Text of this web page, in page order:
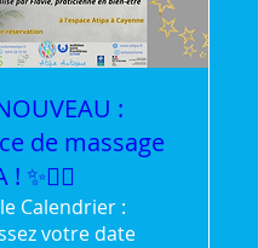
:
de massage
! ✨💆‍♂️
Calendrier :
votre date